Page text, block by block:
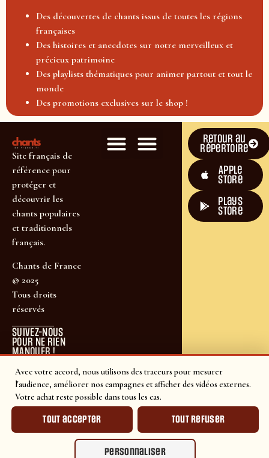
Avec votre accord, nous utilisons des traceurs pour mesurer
l'audience, améliorer nos campagnes et afficher des vidéos externes.
Votre achat reste possible dans tous les cas.
Tout accepter Tout refuser
Personnaliser
Des découvertes de chants issus de toutes les régions
françaises
Des histoires et anecdotes sur notre merveilleux et
précieux patrimoine
Des playlists thématiques pour animer partout et tout le
monde
Des promotions exclusives sur le shop !
Site français de
référence pour
protéger et
découvrir les
chants populaires
et traditionnels
français.
Chants de France
© 2025
Tous droits
réservés
SUIVEZ-NOUS
POUR NE RIEN
MANQUER !
Retour au
répertoire
Apple
Store
plays
store